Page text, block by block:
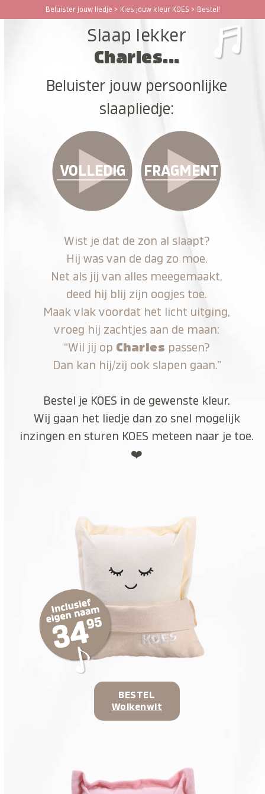
Beluister jouw liedje > Kies jouw kleur KOES > Bestel!
Open
Close
Slaap lekker
Charles...
Beluister jouw persoonlijke
slaapliedje:
VOLLEDIG FRAGMENT
Wist je dat de zon al slaapt?
Hij was van de dag zo moe.
Net als jij van alles meegemaakt,
deed hij blij zijn oogjes toe.
Maak vlak voordat het licht uitging,
vroeg hij zachtjes aan de maan:
“Wil jij op Charles passen?
Dan kan hij/zij ook slapen gaan.”
Bestel je KOES in de gewenste kleur.
Wij gaan het liedje dan zo snel mogelijk
inzingen en sturen KOES meteen naar je toe.
❤️
BESTEL
Wolkenwit